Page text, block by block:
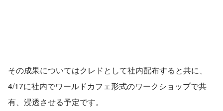
その成果についてはクレドとして社内配布すると共に、
4/17に社内でワールドカフェ形式のワークショップで共
有、浸透させる予定です。